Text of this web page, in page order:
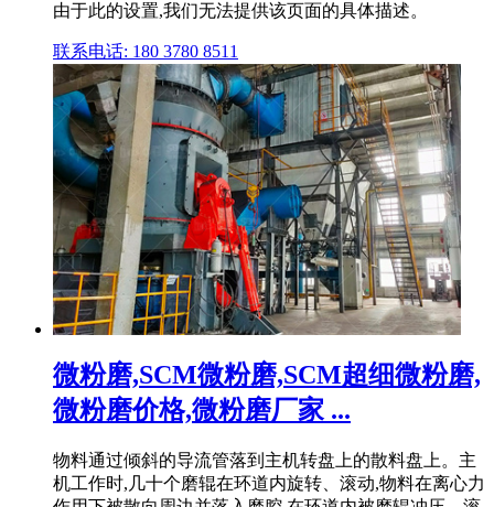
由于此的设置,我们无法提供该页面的具体描述。
联系电话: 180 3780 8511
微粉磨,SCM微粉磨,SCM超细微粉磨,
微粉磨价格,微粉磨厂家 ...
物料通过倾斜的导流管落到主机转盘上的散料盘上。主
机工作时,几十个磨辊在环道内旋转、滚动,物料在离心力